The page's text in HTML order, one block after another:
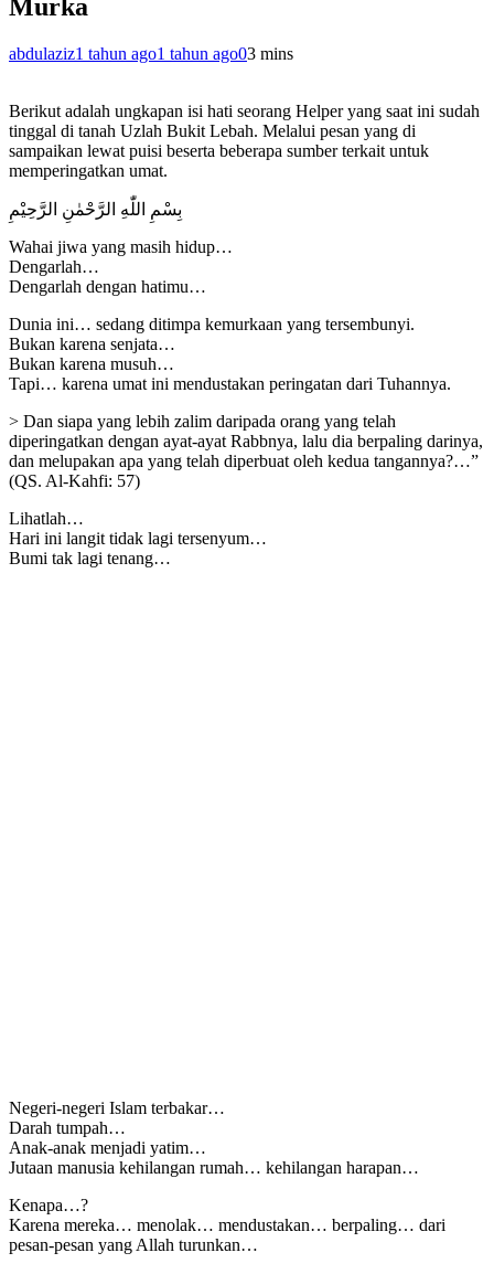
Murka
abdulaziz1 tahun ago1 tahun ago03 mins
Berikut adalah ungkapan isi hati seorang Helper yang saat ini sudah
tinggal di tanah Uzlah Bukit Lebah. Melalui pesan yang di
sampaikan lewat puisi beserta beberapa sumber terkait untuk
memperingatkan umat.
بِسْمِ اللّٰهِ الرَّحْمٰنِ الرَّحِيْمِ
Wahai jiwa yang masih hidup…
Dengarlah…
Dengarlah dengan hatimu…
Dunia ini… sedang ditimpa kemurkaan yang tersembunyi.
Bukan karena senjata…
Bukan karena musuh…
Tapi… karena umat ini mendustakan peringatan dari Tuhannya.
> Dan siapa yang lebih zalim daripada orang yang telah
diperingatkan dengan ayat-ayat Rabbnya, lalu dia berpaling darinya,
dan melupakan apa yang telah diperbuat oleh kedua tangannya?…”
(QS. Al-Kahfi: 57)
Lihatlah…
Hari ini langit tidak lagi tersenyum…
Bumi tak lagi tenang…
Negeri-negeri Islam terbakar…
Darah tumpah…
Anak-anak menjadi yatim…
Jutaan manusia kehilangan rumah… kehilangan harapan…
Kenapa…?
Karena mereka… menolak… mendustakan… berpaling… dari
pesan-pesan yang Allah turunkan…